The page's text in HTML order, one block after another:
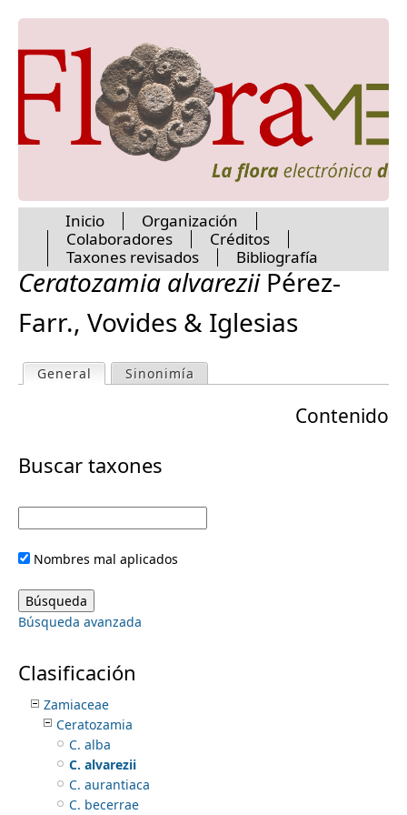
Ceratozamia alvareziiPérez-
Farr., Vovides & Iglesias
P
i
m
r
y
t
General (active tab)
Sinonimía
Contenido
M
i
m
e
n
u
Inicio
Organización
Colaboradores
Créditos
Taxones revisados
Bibliografía
Buscar taxones
Nombres mal aplicados
Búsqueda avanzada
Clasificación
Angiospermas
Cupressaceae
Ephedraceae
Podocarpaceae
Taxaceae
Zamiaceae
Ceratozamia
C. alba
C. alvarezii
C. aurantiaca
C. becerrae